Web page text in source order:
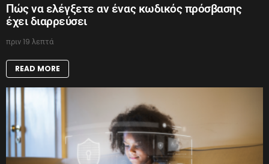
Πώς να ελέγξετε αν ένας κωδικός πρόσβασης
έχει διαρρεύσει
πριν 19 λεπτά
READ MORE